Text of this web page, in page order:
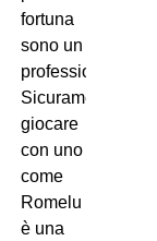
fortuna
sono un
professionista.
Sicuramente
giocare
con uno
come
Romelu
è una